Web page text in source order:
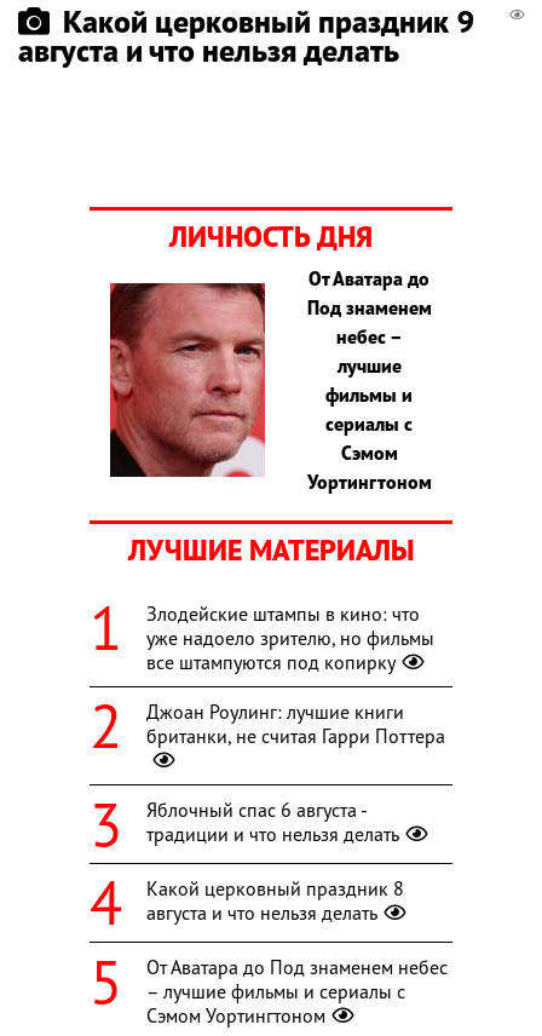
Какой церковный праздник 9
августа и что нельзя делать
ЛИЧНОСТЬ ДНЯ
От Аватара до
Под знаменем
небес –
лучшие
фильмы и
сериалы с
Сэмом
Уортингтоном
ЛУЧШИЕ МАТЕРИАЛЫ
Злодейские штампы в кино: что
уже надоело зрителю, но фильмы
все штампуются под копирку
Джоан Роулинг: лучшие книги
британки, не считая Гарри Поттера
Яблочный спас 6 августа -
традиции и что нельзя делать
Какой церковный праздник 8
августа и что нельзя делать
От Аватара до Под знаменем небес
– лучшие фильмы и сериалы с
Сэмом Уортингтоном